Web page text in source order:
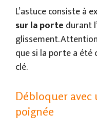
L’astuce consiste à
sur la porte durant
glissement.
que si la porte a été
clé.
Débloquer avec
poignée